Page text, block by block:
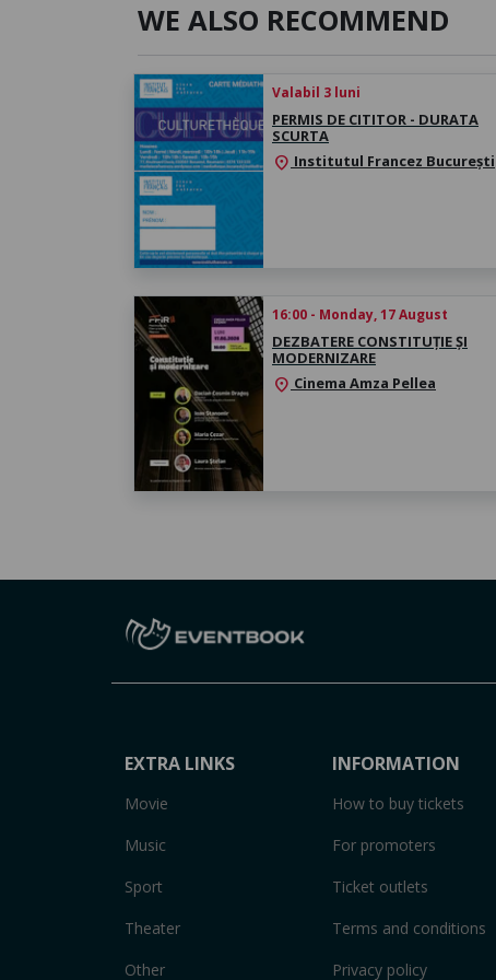
WE ALSO RECOMMEND
Valabil 3 luni
PERMIS DE CITITOR - DURATA
SCURTA
location_on Institutul Francez București
16:00 - Monday, 17 August
DEZBATERE CONSTITUȚIE ȘI
MODERNIZARE
location_on Cinema Amza Pellea
EXTRA LINKS
Movie
Music
Sport
Theater
Other
INFORMATION
How to buy tickets
For promoters
Ticket outlets
Terms and conditions
Privacy policy